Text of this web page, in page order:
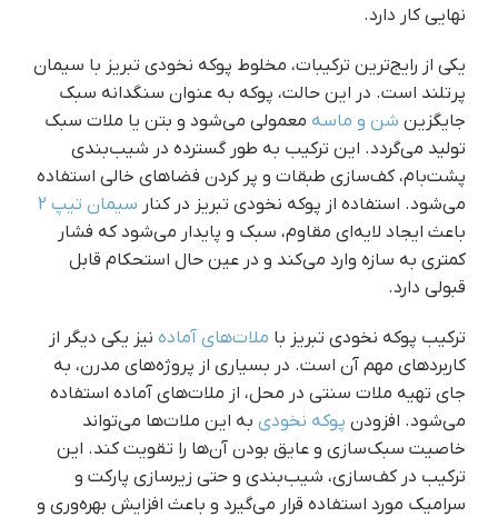
نهایی کار دارد.
یکی از رایج‌ترین ترکیبات، مخلوط پوکه نخودی تبریز با سیمان
پرتلند است. در این حالت، پوکه به عنوان سنگدانه سبک
جایگزین شن و ماسه معمولی می‌شود و بتن یا ملات سبک
تولید می‌گردد. این ترکیب به طور گسترده در شیب‌بندی
پشت‌بام، کف‌سازی طبقات و پر کردن فضاهای خالی استفاده
می‌شود. استفاده از پوکه نخودی تبریز در کنار سیمان تیپ 2
باعث ایجاد لایه‌ای مقاوم، سبک و پایدار می‌شود که فشار
کمتری به سازه وارد می‌کند و در عین حال استحکام قابل
قبولی دارد.
ترکیب پوکه نخودی تبریز با ملات‌های آماده نیز یکی دیگر از
کاربردهای مهم آن است. در بسیاری از پروژه‌های مدرن، به
جای تهیه ملات سنتی در محل، از ملات‌های آماده استفاده
می‌شود. افزودن پوکه نخودی به این ملات‌ها می‌تواند
خاصیت سبک‌سازی و عایق بودن آن‌ها را تقویت کند. این
ترکیب در کف‌سازی، شیب‌بندی و حتی زیرسازی پارکت و
سرامیک مورد استفاده قرار می‌گیرد و باعث افزایش بهره‌وری و